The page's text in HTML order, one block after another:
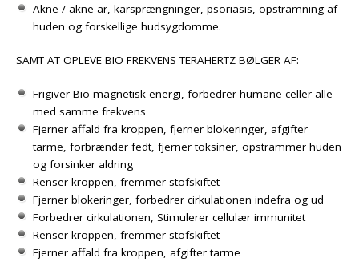
Akne / akne ar, karsprængninger, psoriasis, opstramning af
huden og forskellige hudsygdomme.
SAMT AT OPLEVE BIO FREKVENS TERAHERTZ BØLGER AF:
Frigiver Bio-magnetisk energi, forbedrer humane celler alle
med samme frekvens
Fjerner affald fra kroppen, fjerner blokeringer, afgifter
tarme, forbrænder fedt, fjerner toksiner, opstrammer huden
og forsinker aldring
Renser kroppen, fremmer stofskiftet
Fjerner blokeringer, forbedrer cirkulationen indefra og ud
Forbedrer cirkulationen, Stimulerer cellulær immunitet
Renser kroppen, fremmer stofskiftet
Fjerner affald fra kroppen, afgifter tarme